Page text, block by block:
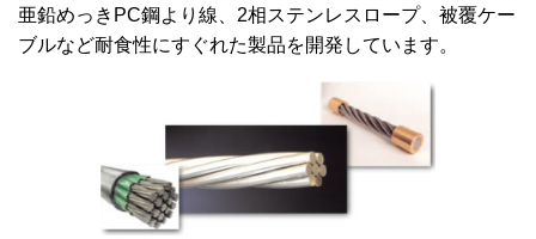
亜鉛めっきPC鋼より線、2相ステンレスロープ、被覆ケー
ブルなど耐食性にすぐれた製品を開発しています。